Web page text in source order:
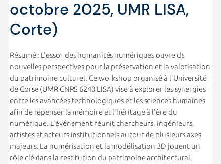
octobre 2025, UMR LISA,
Corte)
Résumé : L'essor des humanités numériques ouvre de
nouvelles perspectives pour la préservation et la valorisation
du patrimoine culturel. Ce workshop organisé à l'Université
de Corse (UMR CNRS 6240 LISA) vise à explorer les synergies
entre les avancées technologiques et les sciences humaines
afin de repenser la mémoire et l'héritage à l'ère du
numérique. L'événement réunit chercheurs, ingénieurs,
artistes et acteurs institutionnels autour de plusieurs axes
majeurs. La numérisation et la modélisation 3D jouent un
rôle clé dans la restitution du patrimoine architectural,